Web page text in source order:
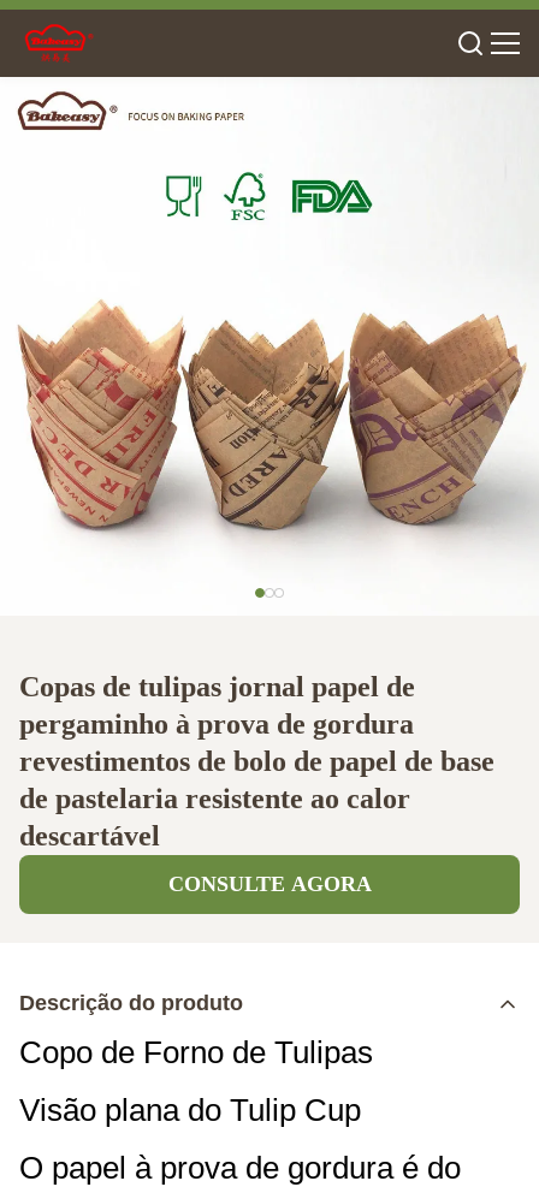
Copas de tulipas jornal papel de
pergaminho à prova de gordura
revestimentos de bolo de papel de base
de pastelaria resistente ao calor
descartável
CONSULTE AGORA
Descrição do produto
Copo de Forno de Tulipas
Visão plana do Tulip Cup
O papel à prova de gordura é do